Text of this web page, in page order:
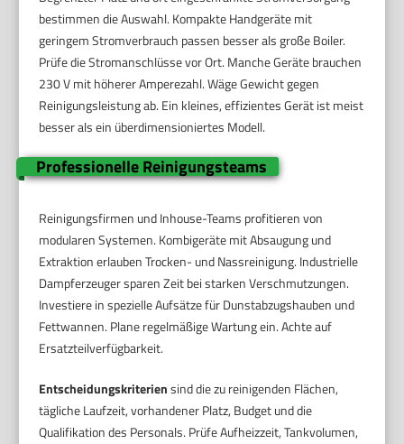
bestimmen die Auswahl. Kompakte Handgeräte mit
geringem Stromverbrauch passen besser als große Boiler.
Prüfe die Stromanschlüsse vor Ort. Manche Geräte brauchen
230 V mit höherer Amperezahl. Wäge Gewicht gegen
Reinigungsleistung ab. Ein kleines, effizientes Gerät ist meist
besser als ein überdimensioniertes Modell.
Professionelle Reinigungsteams
Reinigungsfirmen und Inhouse-Teams profitieren von
modularen Systemen. Kombigeräte mit Absaugung und
Extraktion erlauben Trocken- und Nassreinigung. Industrielle
Dampferzeuger sparen Zeit bei starken Verschmutzungen.
Investiere in spezielle Aufsätze für Dunstabzugshauben und
Fettwannen. Plane regelmäßige Wartung ein. Achte auf
Ersatzteilverfügbarkeit.
Entscheidungskriteriensind die zu reinigenden Flächen,
tägliche Laufzeit, vorhandener Platz, Budget und die
Qualifikation des Personals. Prüfe Aufheizzeit, Tankvolumen,